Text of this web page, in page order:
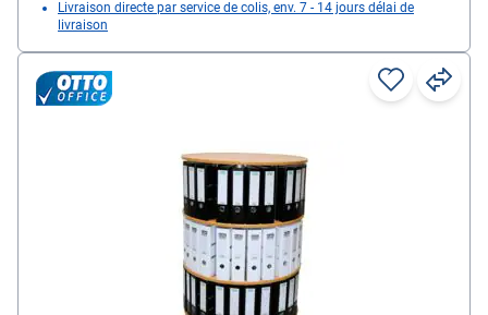
Livraison directe par service de colis, env. 7 - 14 jours délai de
livraison